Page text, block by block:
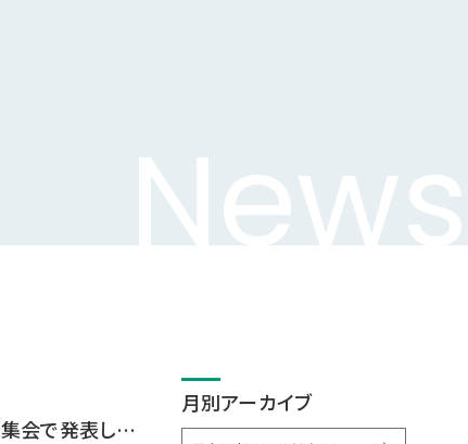
News
研修医・鈴木先生と中谷先生が第60回日本リハビリテーション医学会学術集会で発表しました。
月別アーカイブ